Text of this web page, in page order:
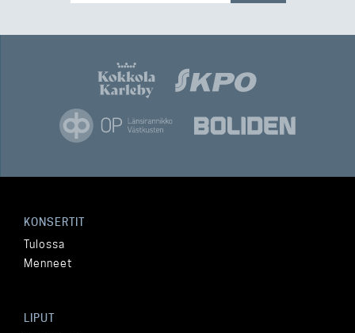
KONSERTIT
Tulossa
Menneet
LIPUT